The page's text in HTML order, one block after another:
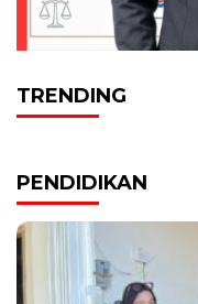
TRENDING
PENDIDIKAN